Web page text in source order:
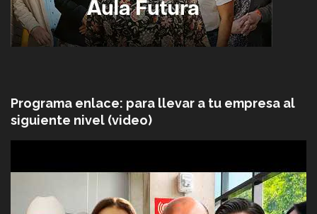
Programa enlace: para llevar a tu empresa al
siguiente nivel (video)